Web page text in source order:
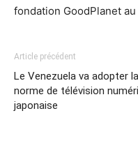
fondation GoodPlanet
Article précédent
Le Venezuela va adopter la
norme de télévision
japonaise